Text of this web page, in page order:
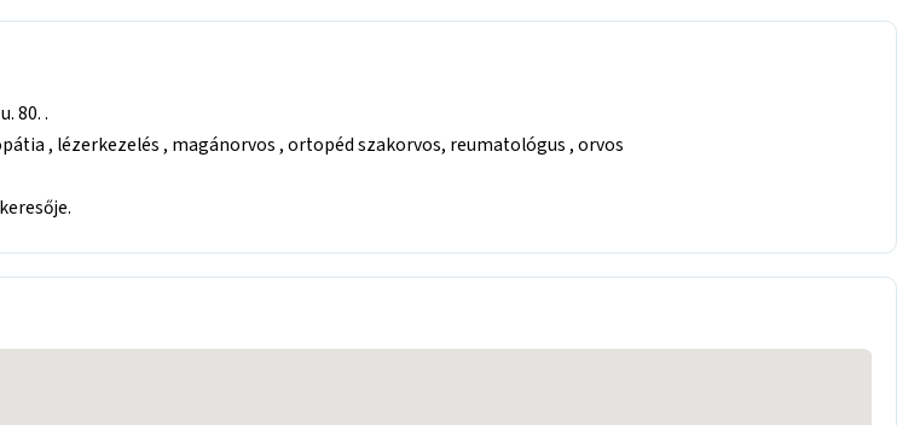
80. .
, lézerkezelés , magánorvos , ortopéd szakorvos, reumatológus , orvos